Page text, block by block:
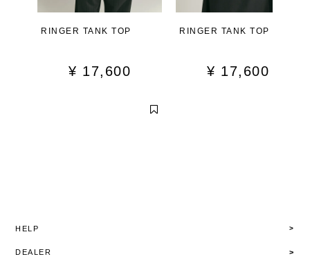
RINGER TANK TOP
¥ 17,600
RINGER TANK TOP
¥ 17,600
HELP
DEALER